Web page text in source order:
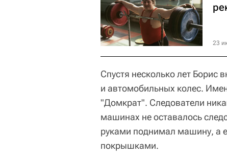
23
Спустя несколько лет Борис
и автомобильных колес.
"Домкрат". Следователи
машинах не оставалось
руками поднимал машину, а
покрышками.